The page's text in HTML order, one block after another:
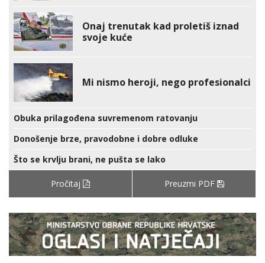
Onaj trenutak kad proletiš iznad
svoje kuće
Mi nismo heroji, nego profesionalci
Obuka prilagođena suvremenom ratovanju
Donošenje brze, pravodobne i dobre odluke
Što se krvlju brani, ne pušta se lako
Pročitaj Preuzmi PDF